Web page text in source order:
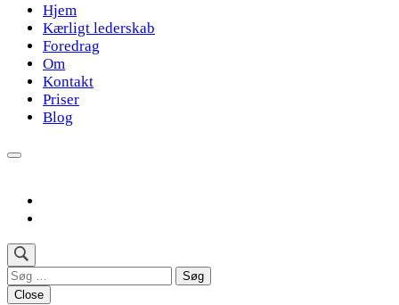
Hjem
Kærligt lederskab
Foredrag
Om
Kontakt
Priser
Blog
Søg
efter:
Close